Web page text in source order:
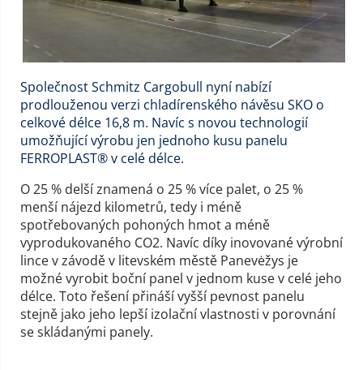
Společnost Schmitz Cargobull nyní nabízí
prodlouženou verzi chladírenského návěsu SKO o
celkové délce 16,8 m. Navíc s novou technologií
umožňující výrobu jen jednoho kusu panelu
FERROPLAST® v celé délce.
O 25 % delší znamená o 25 % více palet, o 25 %
menší nájezd kilometrů, tedy i méně
spotřebovaných pohoných hmot a méně
vyprodukovaného CO2. Navíc díky inovované výrobní
lince v závodě v litevském městě Panevėžys je
možné vyrobit boční panel v jednom kuse v celé jeho
délce. Toto řešení přináší vyšší pevnost panelu
stejně jako jeho lepší izolační vlastnosti v porovnání
se skládanými panely.